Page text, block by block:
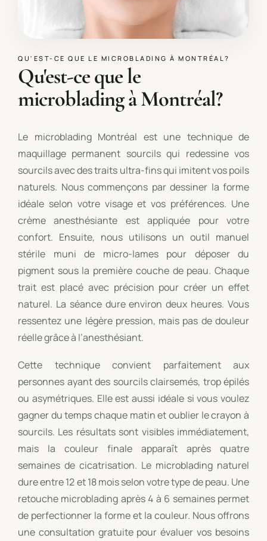
QU'EST-CE QUE LE MICROBLADING À MONTRÉAL?
Qu'est-ce que le
microblading à Montréal?
Le microblading Montréal est une technique de
maquillage permanent sourcils qui redessine vos
sourcils avec des traits ultra-fins qui imitent vos poils
naturels. Nous commençons par dessiner la forme
idéale selon votre visage et vos préférences. Une
crème anesthésiante est appliquée pour votre
confort. Ensuite, nous utilisons un outil manuel
stérile muni de micro-lames pour déposer du
pigment sous la première couche de peau. Chaque
trait est placé avec précision pour créer un effet
naturel. La séance dure environ deux heures. Vous
ressentez une légère pression, mais pas de douleur
réelle grâce à l’anesthésiant.
Cette technique convient parfaitement aux
personnes ayant des sourcils clairsemés, trop épilés
ou asymétriques. Elle est aussi idéale si vous voulez
gagner du temps chaque matin et oublier le crayon à
sourcils. Les résultats sont visibles immédiatement,
mais la couleur finale apparaît après quatre
semaines de cicatrisation. Le microblading naturel
dure entre 12 et 18 mois selon votre type de peau. Une
retouche microblading après 4 à 6 semaines permet
de perfectionner la forme et la couleur. Nous offrons
une consultation gratuite pour évaluer vos besoins